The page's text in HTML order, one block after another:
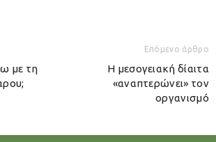
με τη
Επόμενο άρθρο
Η μεσογειακή δίαιτα
«αναπτερώνει» τον
οργανισμό